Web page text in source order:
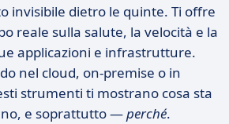
invisibile dietro le quinte. Ti offre
reale sulla salute, la velocità e la
applicazioni e infrastrutture.
nel cloud, on-premise o in
strumenti ti mostrano cosa sta
e soprattutto —perché.